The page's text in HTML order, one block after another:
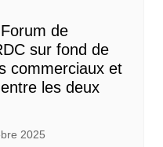
de
sur fond de
commerciaux et
les deux
2025